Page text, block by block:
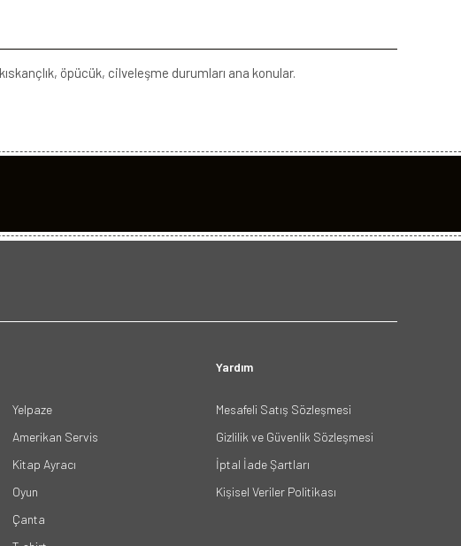
öpücük, cilveleşme durumları ana konular.
Yelpaze
Amerikan Servis
Kitap Ayracı
Oyun
Çanta
Yardım
Mesafeli Satış Sözleşmesi
Gizlilik ve Güvenlik Sözleşmesi
İptal İade Şartları
Kişisel Veriler Politikası